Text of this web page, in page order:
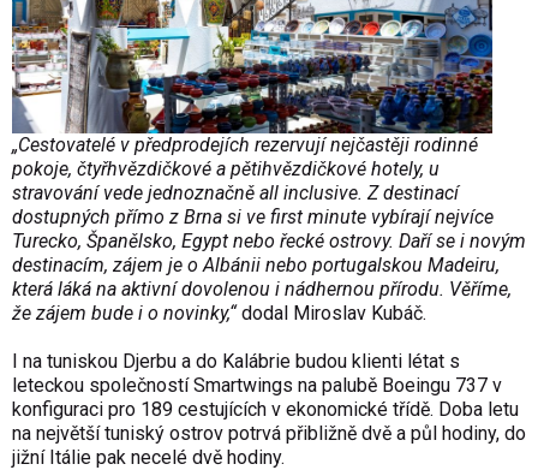
„Cestovatelé v předprodejích rezervují nejčastěji rodinné
pokoje, čtyřhvězdičkové a pětihvězdičkové hotely, u
stravování vede jednoznačně all inclusive. Z destinací
dostupných přímo z Brna si ve first minute vybírají nejvíce
Turecko, Španělsko, Egypt nebo řecké ostrovy. Daří se i novým
destinacím, zájem je o Albánii nebo portugalskou Madeiru,
která láká na aktivní dovolenou i nádhernou přírodu. Věříme,
že zájem bude i o novinky,“dodal Miroslav Kubáč.
I na tuniskou Djerbu a do Kalábrie budou klienti létat s
leteckou společností Smartwings na palubě Boeingu 737 v
konfiguraci pro 189 cestujících v ekonomické třídě. Doba letu
na největší tuniský ostrov potrvá přibližně dvě a půl hodiny, do
jižní Itálie pak necelé dvě hodiny.